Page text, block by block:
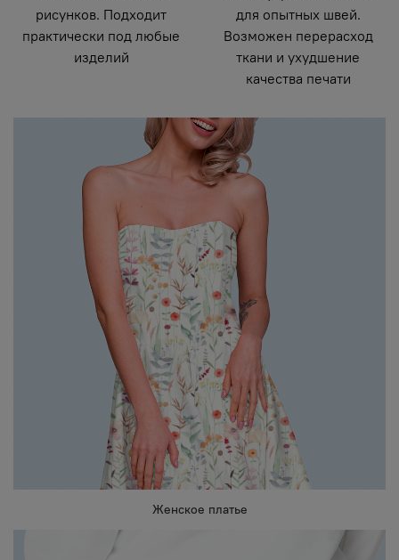
рисунков. Подходит
практически под любые
изделий
для опытных швей.
Возможен перерасход
ткани и ухудшение
качества печати
Женское платье